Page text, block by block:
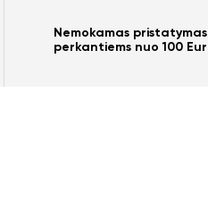
Nemokamas pristatymas
perkantiems nuo 100 Eur